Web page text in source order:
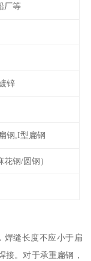
厂等
锌
钢,I型扁钢
钢/圆钢）
焊缝长度不应小于扁
接。对于承重扁钢，